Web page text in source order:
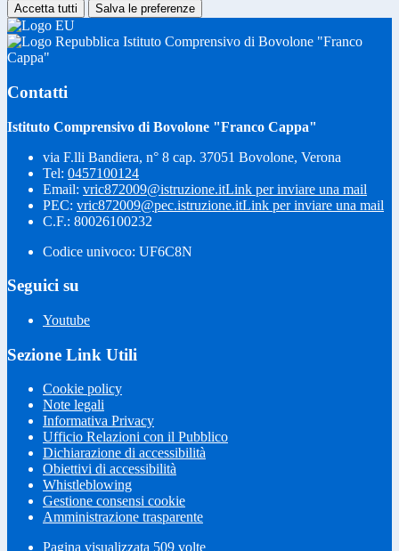
Accetta tutti Salva le preferenze
Istituto Comprensivo di Bovolone "Franco
Cappa"
Contatti
Istituto Comprensivo di Bovolone "Franco Cappa"
via F.lli Bandiera, n° 8 cap. 37051 Bovolone, Verona
Tel: 0457100124
Email: vric872009@istruzione.itLink per inviare una mail
PEC: vric872009@pec.istruzione.itLink per inviare una mail
C.F.: 80026100232
Codice univoco: UF6C8N
Seguici su
Youtube
Sezione Link Utili
Cookie policy
Note legali
Informativa Privacy
Ufficio Relazioni con il Pubblico
Dichiarazione di accessibilità
Obiettivi di accessibilità
Whistleblowing
Gestione consensi cookie
Amministrazione trasparente
Pagina visualizzata 509 volte